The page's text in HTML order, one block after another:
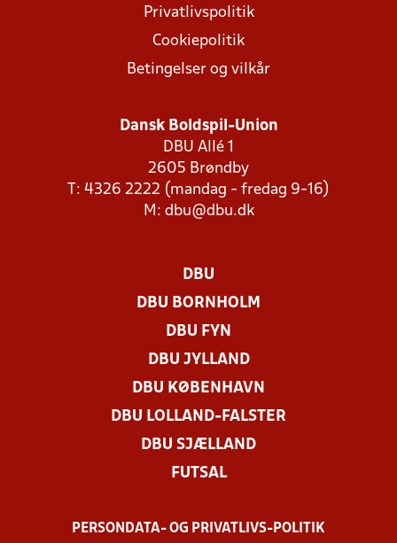
Privatlivspolitik
Cookiepolitik
Betingelser og vilkår
Dansk Boldspil-Union
DBU Allé 1
2605 Brøndby
T: 4326 2222 (mandag - fredag 9-16)
M: dbu@dbu.dk
DBU
DBU BORNHOLM
DBU FYN
DBU JYLLAND
DBU KØBENHAVN
DBU LOLLAND-FALSTER
DBU SJÆLLAND
FUTSAL
PERSONDATA- OG PRIVATLIVS-POLITIK